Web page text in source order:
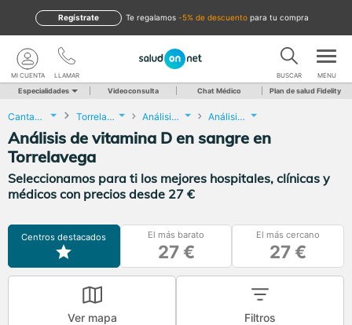
te regalamos -5% de descuento para tu compra
Regístrate
LLAMAR
MI CUENTA BUSCAR MENU
Especialidades Videoconsulta Chat Médico Plan de salud Fidelity
Cantabria Torrelavega Análisis Clínicos Análisis de vitamina D en sangre
Análisis de vitamina D en sangre en
Torrelavega
Seleccionamos para ti los mejores hospitales, clínicas y
médicos con precios desde 27 €
Centros destacados El más barato
27 €
El más cercano
27 €
Ver mapa Filtros